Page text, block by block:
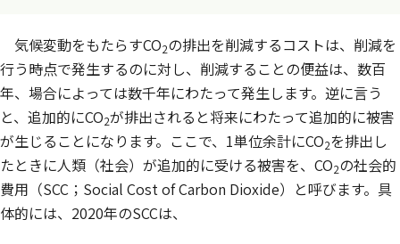
気候変動をもたらすCO2の排出を削減するコストは、削減を
行う時点で発生するのに対し、削減することの便益は、数百
年、場合によっては数千年にわたって発生します。逆に言う
と、追加的にCO2が排出されると将来にわたって追加的に被害
が生じることになります。ここで、1単位余計にCO2を排出し
たときに人類（社会）が追加的に受ける被害を、CO2の社会的
費用（SCC；Social Cost of Carbon Dioxide）と呼びます。具
体的には、2020年のSCCは、